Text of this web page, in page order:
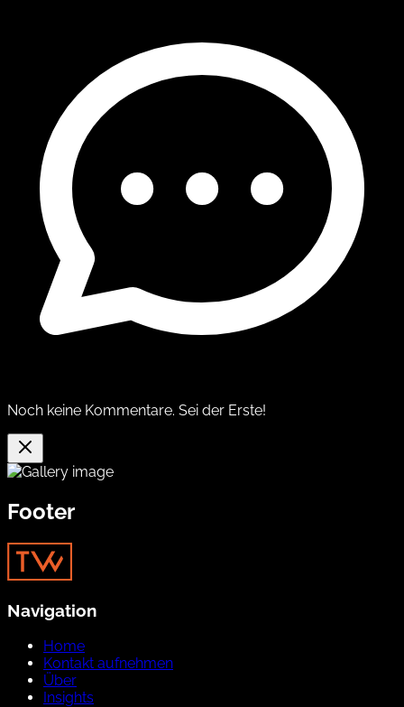
Noch keine Kommentare. Sei der Erste!
Footer
Navigation
Home
Kontakt aufnehmen
Über
Insights